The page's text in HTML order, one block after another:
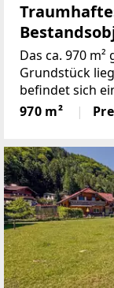
Das ca. 970
Grundstück
befindet sich
Garten,
970 m²